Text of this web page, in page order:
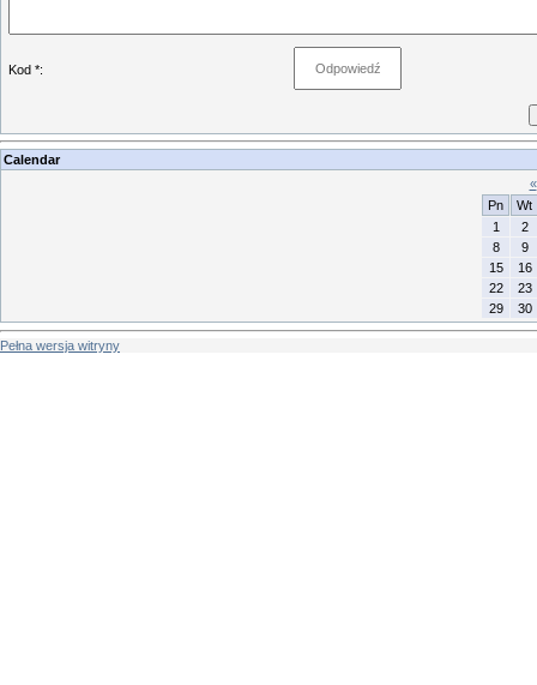
Kod *:
Calendar
«
Pn
Wt
1
2
8
9
15
16
22
23
29
30
Pełna wersja witryny